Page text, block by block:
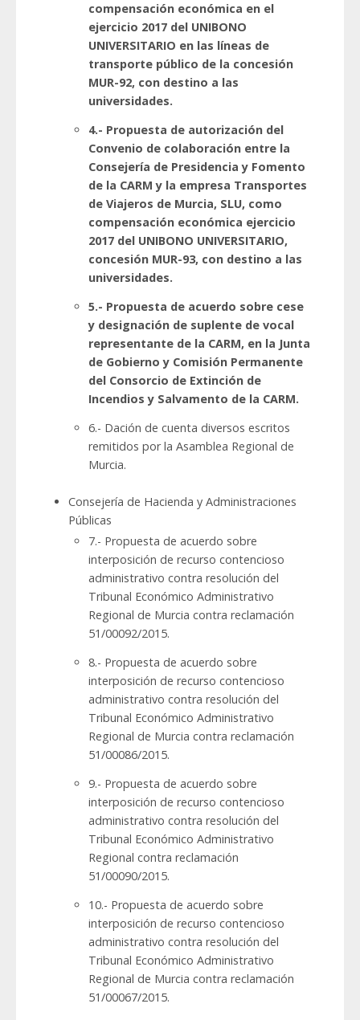
compensación económica en el
ejercicio 2017 del UNIBONO
UNIVERSITARIO en las líneas de
transporte público de la concesión
MUR-92, con destino a las
universidades.
4.- Propuesta de autorización del
Convenio de colaboración entre la
Consejería de Presidencia y Fomento
de la CARM y la empresa Transportes
de Viajeros de Murcia, SLU, como
compensación económica ejercicio
2017 del UNIBONO UNIVERSITARIO,
concesión MUR-93, con destino a las
universidades.
5.- Propuesta de acuerdo sobre cese
y designación de suplente de vocal
representante de la CARM, en la Junta
de Gobierno y Comisión Permanente
del Consorcio de Extinción de
Incendios y Salvamento de la CARM.
6.- Dación de cuenta diversos escritos
remitidos por la Asamblea Regional de
Murcia.
Consejería de Hacienda y Administraciones
Públicas
7.- Propuesta de acuerdo sobre
interposición de recurso contencioso
administrativo contra resolución del
Tribunal Económico Administrativo
Regional de Murcia contra reclamación
51/00092/2015.
8.- Propuesta de acuerdo sobre
interposición de recurso contencioso
administrativo contra resolución del
Tribunal Económico Administrativo
Regional de Murcia contra reclamación
51/00086/2015.
9.- Propuesta de acuerdo sobre
interposición de recurso contencioso
administrativo contra resolución del
Tribunal Económico Administrativo
Regional contra reclamación
51/00090/2015.
10.- Propuesta de acuerdo sobre
interposición de recurso contencioso
administrativo contra resolución del
Tribunal Económico Administrativo
Regional de Murcia contra reclamación
51/00067/2015.